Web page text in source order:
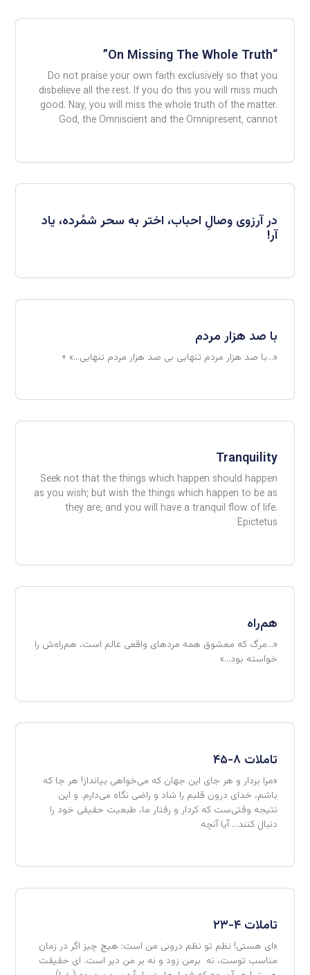
“On Missing The Whole Truth”
Do not praise your own faith exclusively so that you
disbelieve all the rest. If you do this you will miss much
good. Nay, you will miss the whole truth of the matter.
God, the Omniscient and the Omnipresent, cannot
در آرزوی وصالِ احباب، اختر به‌ سحر‌ شمُرده، یاد
آر!
با صد هزار مردم
«…با صد هزار مردم تنهایی بی صد هزار مردم تنهایی…» +
Tranquility
Seek not that the things which happen should happen
as you wish; but wish the things which happen to be as
they are, and you will have a tranquil flow of life.
Epictetus
هم‌راه
«…مرگ که معشوق همه مردهای واقعی عالم است، هم‌راه‌ش را
خواسته بود…»
تاملات ۸-۴۵
«مرا بردار و هر جای این جهان که می‌خواهی بیانداز! هر جا که
باشم، خدای درون قلبم را شاد و راضی نگاه می‌دارم. و این
نتیجه وقتی‌ست که کردار و رفتار ما، طبعیت حقیقی خود را
دنبال کنند… آیا آنچه
تاملات ۴-۲۳
«ای هستی! نظم تو نظم درونی من است: هیچ چیز اگر در زمان
مناسب توست، نه برمن زود و نه بر من دیر است. ای حقیقت